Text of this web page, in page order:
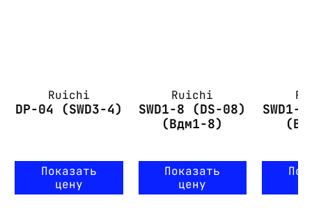
Ruichi
DP-04 (SWD3-4)
Показать
цену
Ruichi
SWD1-8 (DS-08)
(Вдм1-8)
Показать
цену